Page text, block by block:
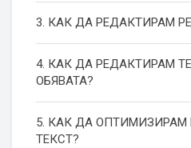
3. КАК ДА РЕДАКТИРАМ
4. КАК ДА РЕДАКТИРАМ
ОБЯВАТА?
5. КАК ДА ОПТИМИЗИРАМ
ТЕКСТ?